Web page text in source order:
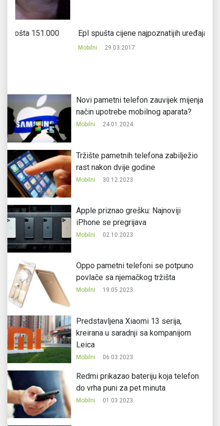
Epl spušta cijene najpoznatijih uređaja
Novi pametni telefon zauvijek mijenja
način upotrebe mobilnog aparata?
Mobilni 24.01.2024.
Tržište pametnih telefona zabilježio
rast nakon dvije godine
Mobilni 30.12.2023.
Apple priznao grešku: Najnoviji
iPhone se pregrijava
Mobilni 02.10.2023.
Oppo pametni telefoni se potpuno
povlače sa njemačkog tržišta
Mobilni 19.05.2023.
Predstavljena Xiaomi 13 serija,
kreirana u saradnji sa kompanijom
Leica
Mobilni 06.03.2023.
Redmi prikazao bateriju koja telefon
do vrha puni za pet minuta
Mobilni 01.03.2023.